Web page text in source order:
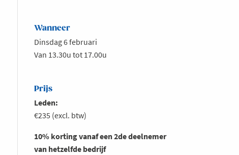
Wanneer
Dinsdag 6 februari
Van 13.30u tot 17.00u
Prijs
Leden:
€235 (excl. btw)
10% korting vanaf een 2de deelnemer
van hetzelfde bedrijf